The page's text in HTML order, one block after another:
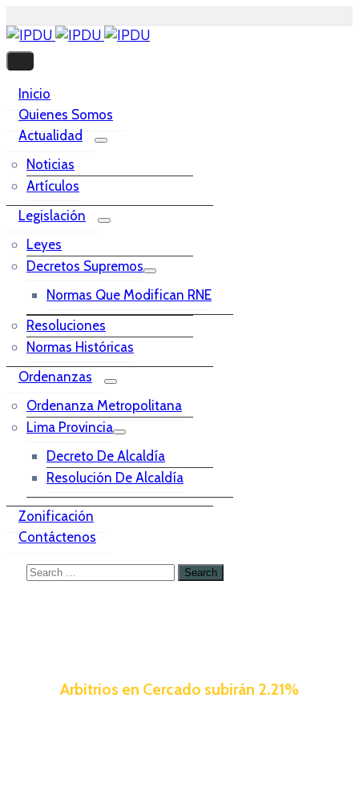
Inicio
Quienes Somos
Actualidad
Noticias
Artículos
Legislación
Leyes
Decretos Supremos
Normas Que Modifican RNE
Resoluciones
Normas Históricas
Ordenanzas
Ordenanza Metropolitana
Lima Provincia
Decreto De Alcaldía
Resolución De Alcaldía
Zonificación
Contáctenos
Arbitrios en Cercado subirán 2.21%